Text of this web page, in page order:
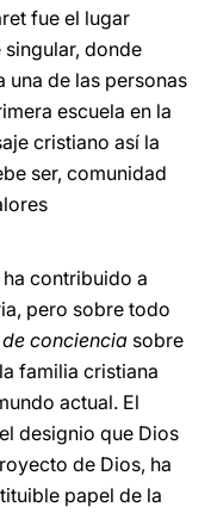
fue el lugar
donde
una de las personas
escuela en la
cristiano así la
ser, comunidad
contribuido a
pero sobre todo
conciencia sobre
familia cristiana
actual. El
designio que Dios
de Dios, ha
papel de la